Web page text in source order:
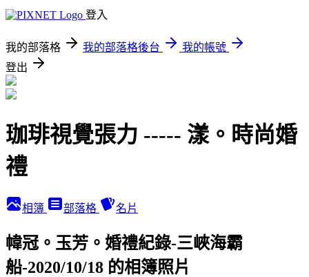
登入
我的部落格 我的部落格後台
我的帳號
登出
珈琲視覺張力 ----- 漾。時尚婚
禮
相簿 部落格 名片
幃冠。玉芳。婚禮紀錄-三峽海霸
船-2020/10/18 的相簿照片